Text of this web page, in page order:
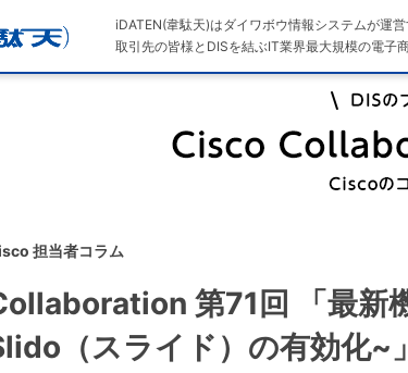
iDATEN(韋駄天)はダイワボウ情報システムが運営
取引先の皆様とDISを結ぶIT業界最大規模の電子
担当者コラム
第71回 「最
（スライド）の有効化~」